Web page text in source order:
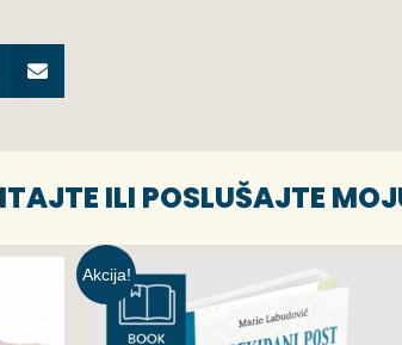
ILI POSLUŠAJTE
Akcija!